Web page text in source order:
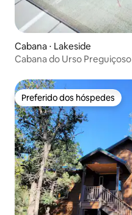
Cabana ⋅ Lakeside
Cabana do Urso Preguiçoso
Preferido dos hóspedes
Preferido dos hóspedes